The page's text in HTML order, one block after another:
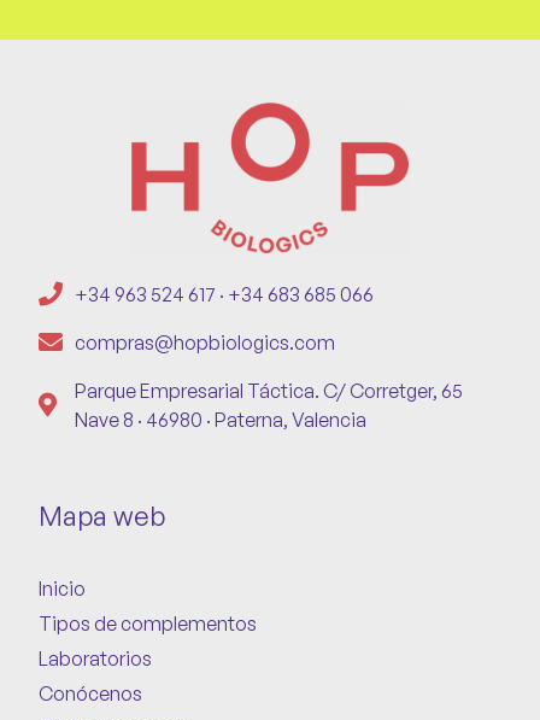
+34 963 524 617 · +34 683 685 066
compras@hopbiologics.com
Parque Empresarial Táctica. C/ Corretger, 65
Nave 8 · 46980 · Paterna, Valencia
Mapa web
Inicio
Tipos de complementos
Laboratorios
Conócenos